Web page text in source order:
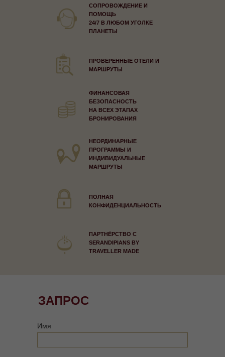
СОПРОВОЖДЕНИЕ И
ПОМОЩЬ
24/7 В ЛЮБОМ УГОЛКЕ
ПЛАНЕТЫ
ПРОВЕРЕННЫЕ ОТЕЛИ И
МАРШРУТЫ
ФИНАНСОВАЯ
БЕЗОПАСНОСТЬ
НА ВСЕХ ЭТАПАХ
БРОНИРОВАНИЯ
НЕОРДИНАРНЫЕ
ПРОГРАММЫ И
ИНДИВИДУАЛЬНЫЕ
МАРШРУТЫ
ПОЛНАЯ
КОНФИДЕНЦИАЛЬНОСТЬ
ПАРТНЁРСТВО С
SERANDIPIANS BY
TRAVELLER MADE
ЗАПРОС
Имя